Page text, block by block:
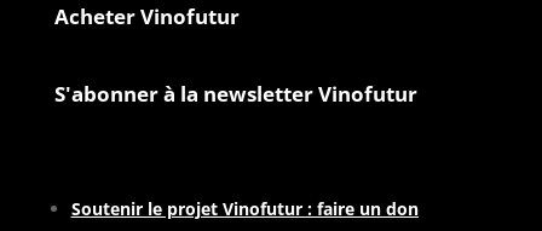
Acheter Vinofutur
S'abonner à la newsletter Vinofutur
Soutenir le projet Vinofutur : faire un don